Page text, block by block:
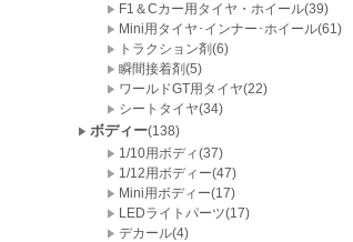
F1＆Cカー用タイヤ・ホイール(39)
Mini用タイヤ･インナー･ホイール(61)
トラクション剤(6)
瞬間接着剤(5)
ワールドGT用タイヤ(22)
シートタイヤ(34)
ボディー(138)
1/10用ボディ(37)
1/12用ボディー(47)
Mini用ボディー(17)
LEDライトパーツ(17)
デカール(4)